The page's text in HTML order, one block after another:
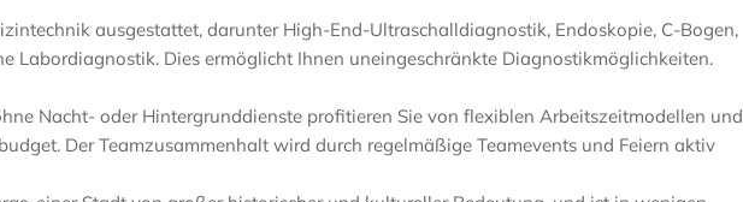
ausgestattet, darunter High-End-Ultraschalldiagnostik, Endoskopie, C-Bogen,
Labordiagnostik. Dies ermöglicht Ihnen uneingeschränkte Diagnostikmöglichkeiten.
Nacht- oder Hintergrunddienste profitieren Sie von flexiblen Arbeitszeitmodellen und
Der Teamzusammenhalt wird durch regelmäßige Teamevents und Feiern aktiv